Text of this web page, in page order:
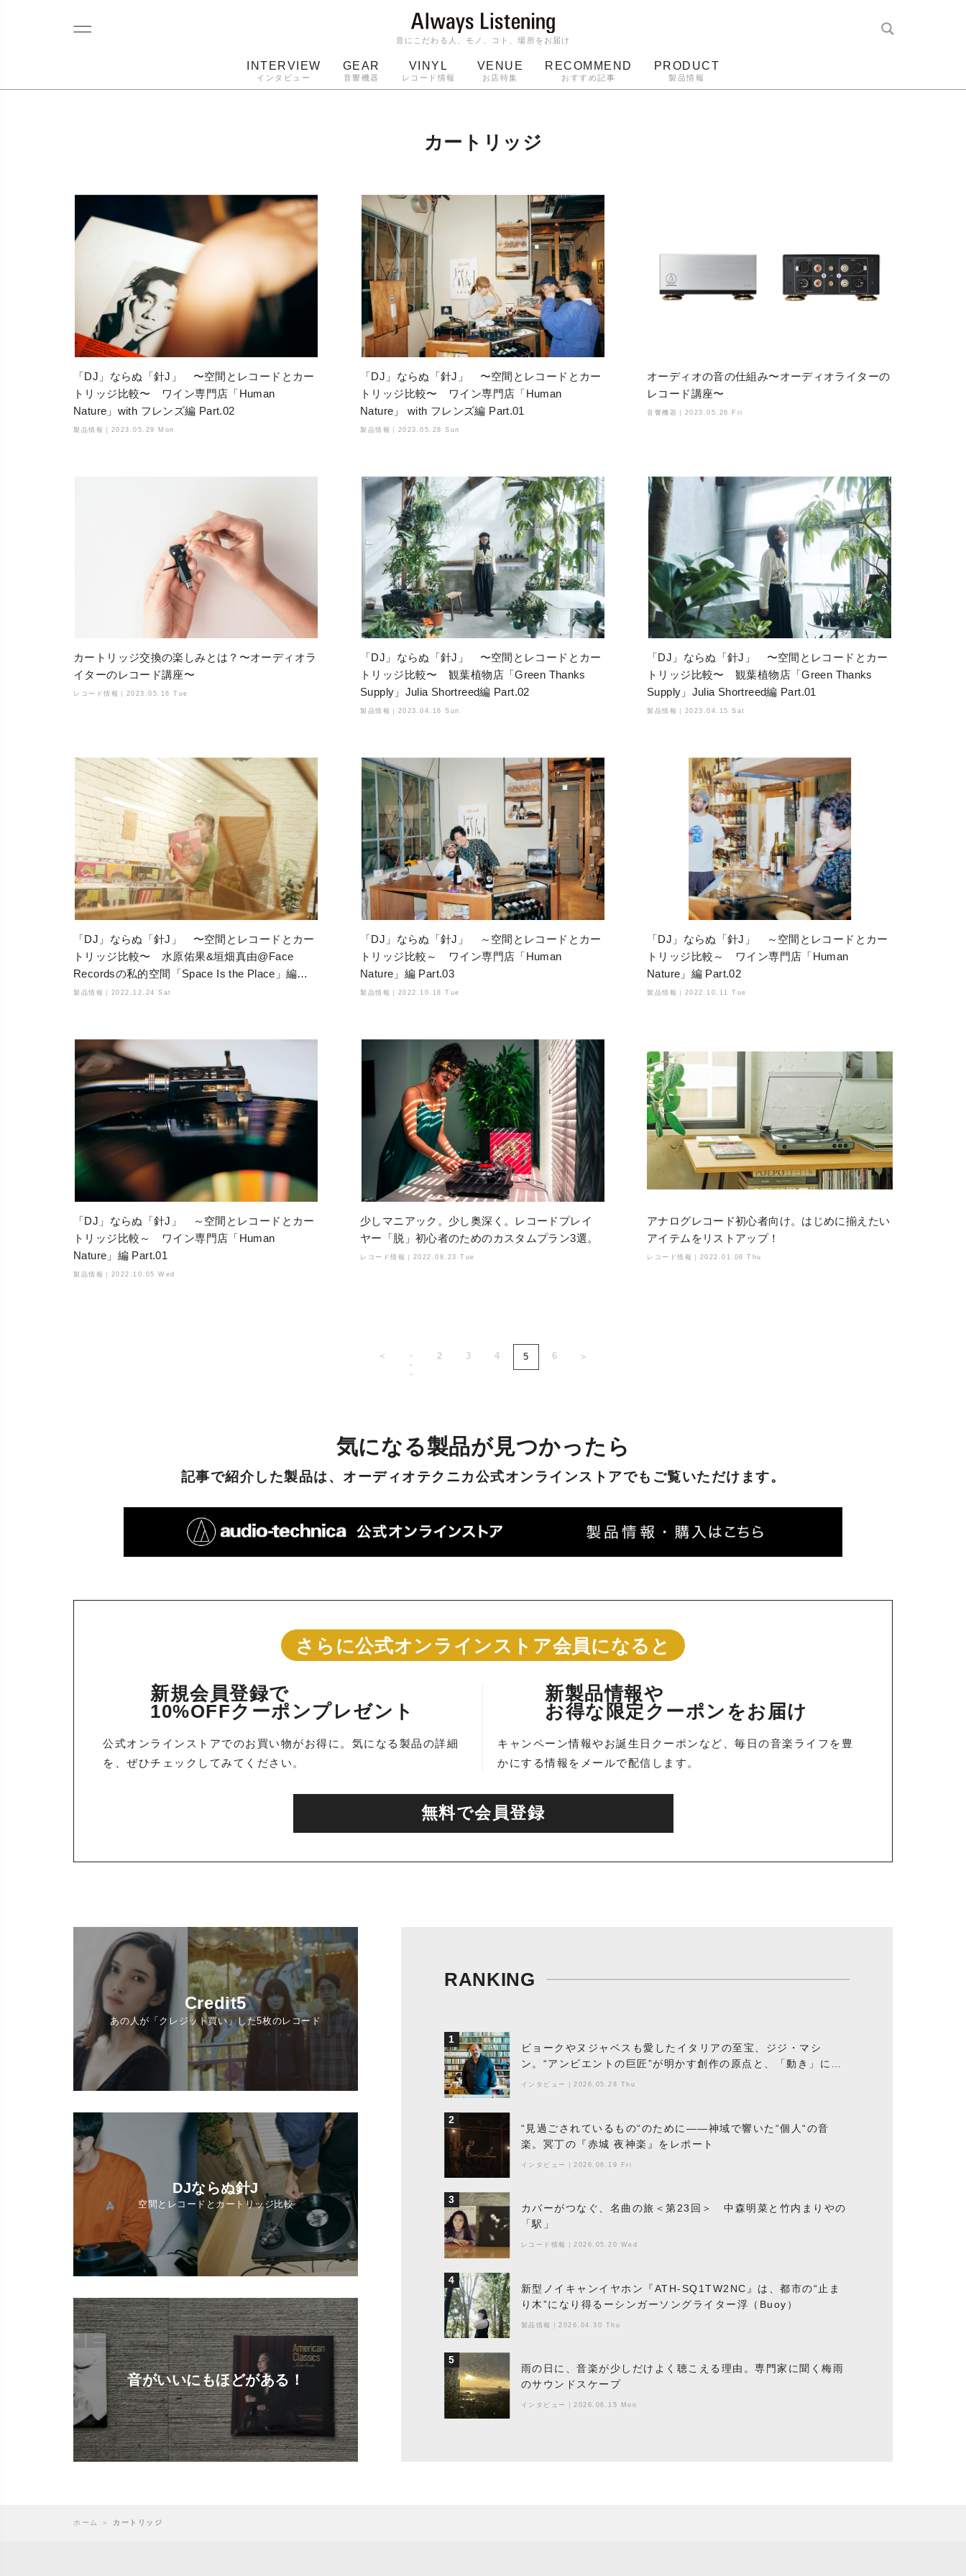
音にこだわる人、モノ、コト、場所をお届け
INTERVIEW
インタビュー
GEAR
音響機器
VINYL
レコード情報
VENUE
お店特集
RECOMMEND
おすすめ記事
PRODUCT
製品情報
カートリッジ
「DJ」ならぬ「針J」 〜空間とレコードとカー
トリッジ比較〜 ワイン専門店「Human
Nature」with フレンズ編 Part.02
製品情報｜ 2023.05.29 Mon
「DJ」ならぬ「針J」 〜空間とレコードとカー
トリッジ比較〜 ワイン専門店「Human
Nature」 with フレンズ編 Part.01
製品情報｜ 2023.05.28 Sun
オーディオの音の仕組み〜オーディオライターの
レコード講座〜
音響機器｜ 2023.05.26 Fri
カートリッジ交換の楽しみとは？〜オーディオラ
イターのレコード講座〜
レコード情報｜ 2023.05.16 Tue
「DJ」ならぬ「針J」 〜空間とレコードとカー
トリッジ比較〜 観葉植物店「Green Thanks
Supply」Julia Shortreed編 Part.02
製品情報｜ 2023.04.16 Sun
「DJ」ならぬ「針J」 〜空間とレコードとカー
トリッジ比較〜 観葉植物店「Green Thanks
Supply」Julia Shortreed編 Part.01
製品情報｜ 2023.04.15 Sat
「DJ」ならぬ「針J」 〜空間とレコードとカー
トリッジ比較〜 水原佑果&垣畑真由@Face
Recordsの私的空間「Space Is the Place」編
Part.02
製品情報｜ 2022.12.24 Sat
「DJ」ならぬ「針J」 ～空間とレコードとカー
トリッジ比較～ ワイン専門店「Human
Nature」編 Part.03
製品情報｜ 2022.10.18 Tue
「DJ」ならぬ「針J」 ～空間とレコードとカー
トリッジ比較～ ワイン専門店「Human
Nature」編 Part.02
製品情報｜ 2022.10.11 Tue
「DJ」ならぬ「針J」 ～空間とレコードとカー
トリッジ比較～ ワイン専門店「Human
Nature」編 Part.01
製品情報｜ 2022.10.05 Wed
少しマニアック。少し奥深く。レコードプレイ
ヤー「脱」初心者のためのカスタムプラン3選。
レコード情報｜ 2022.08.23 Tue
アナログレコード初心者向け。はじめに揃えたい
アイテムをリストアップ！
レコード情報｜ 2022.01.06 Thu
＜
・
・
・
2 3 4 5 6 ＞
気になる製品が見つかったら
記事で紹介した製品は、オーディオテクニカ公式オンラインストアでもご覧いただけます。
さらに公式オンラインストア会員になると
新規会員登録で
10%OFFクーポンプレゼント
公式オンラインストアでのお買い物がお得に。気になる製品の詳細
を、ぜひチェックしてみてください。
新製品情報や
お得な限定クーポンをお届け
キャンペーン情報やお誕生日クーポンなど、毎日の音楽ライフを豊
かにする情報をメールで配信します。
無料で会員登録
Credit5
あの人が「クレジット買い」した5枚のレコード
DJならぬ針J
空間とレコードとカートリッジ比較
音がいいにもほどがある！
RANKING
1
ビョークやヌジャベスも愛したイタリアの至宝、ジジ・マシ
ン。“アンビエントの巨匠”が明かす創作の原点と、「動き」に満
ちた最新作の背景
インタビュー 2026.05.28 Thu
2
“見過ごされているもの“のために――神域で響いた“個人“の音
楽。冥丁の『赤城 夜神楽』をレポート
インタビュー 2026.06.19 Fri
3
カバーがつなぐ、名曲の旅＜第23回＞ 中森明菜と竹内まりやの
「駅」
レコード情報 2026.05.20 Wed
4
新型ノイキャンイヤホン『ATH-SQ1TW2NC』は、都市の“止ま
り木”になり得るーシンガーソングライター浮（Buoy）
製品情報 2026.04.30 Thu
5
雨の日に、音楽が少しだけよく聴こえる理由。専門家に聞く梅雨
のサウンドスケープ
インタビュー 2026.06.15 Mon
ホーム ＞ カートリッジ